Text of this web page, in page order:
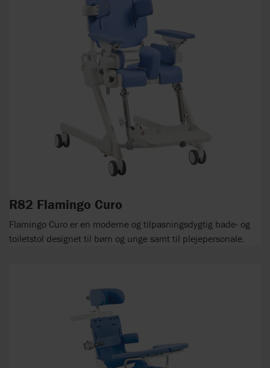
R82 Flamingo Curo
Flamingo Curo er en moderne og tilpasningsdygtig bade- og
toiletstol designet til børn og unge samt til plejepersonale.